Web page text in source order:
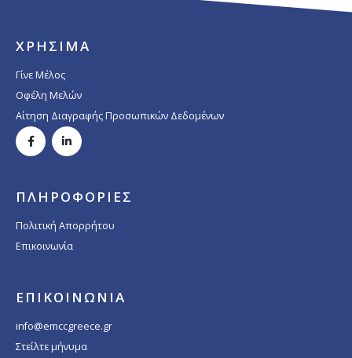
ΧΡΗΣΙΜΑ
Γίνε Μέλος
Οφέλη Μελών
Αίτηση Διαγραφής Προσωπικών Δεδομένων
ΠΛΗΡΟΦΟΡΙΕΣ
Πολιτική Απορρήτου
Επικοινωνία
ΕΠΙΚΟΙΝΩΝΙΑ
info@emccgreece.gr
Στείλτε μήνυμα